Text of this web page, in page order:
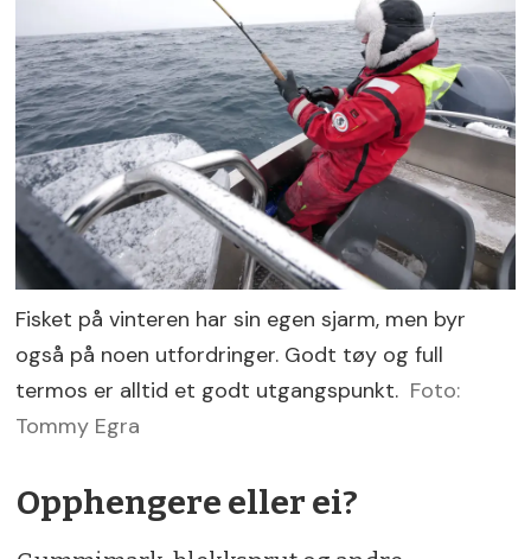
Fisket på vinteren har sin egen sjarm, men byr
også på noen utfordringer. Godt tøy og full
termos er alltid et godt utgangspunkt. Foto:
Tommy Egra
Opphengere eller ei?